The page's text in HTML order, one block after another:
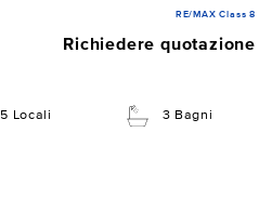
RE/MAX Class 8
Richiedere quotazione
5 Locali 3 Bagni